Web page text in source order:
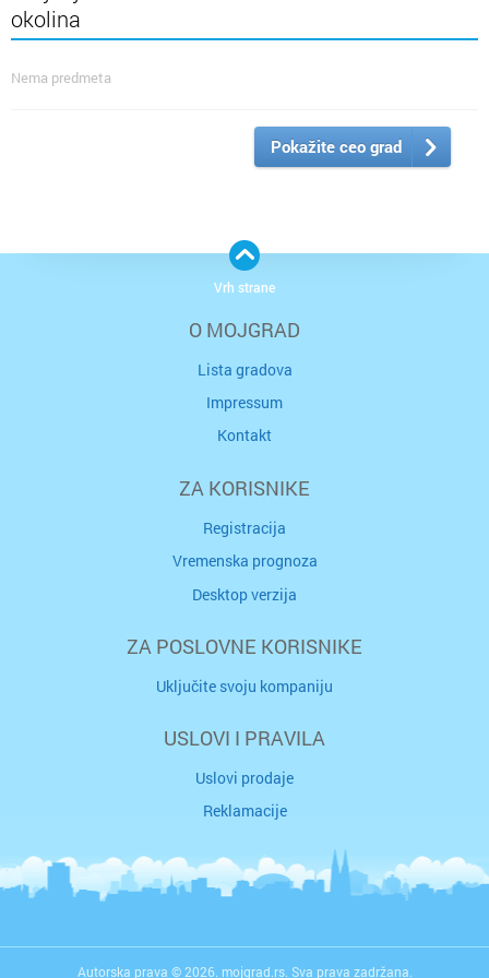
okolina
Nema predmeta
Pokažite ceo grad
O MOJGRAD
Lista gradova
Impressum
Kontakt
ZA KORISNIKE
Registracija
Vremenska prognoza
Desktop verzija
ZA POSLOVNE KORISNIKE
Uključite svoju kompaniju
USLOVI I PRAVILA
Uslovi prodaje
Reklamacije
Autorska prava © 2026. mojgrad.rs. Sva prava zadržana.
Vrh strane